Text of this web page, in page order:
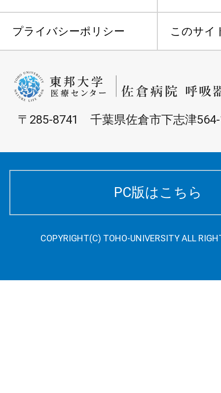
プライバシーポリシー このサイ
〒285-8741 千葉県佐倉市下志津
PC版はこちら
COPYRIGHT(C) TOHO-UNIVERSITY ALL